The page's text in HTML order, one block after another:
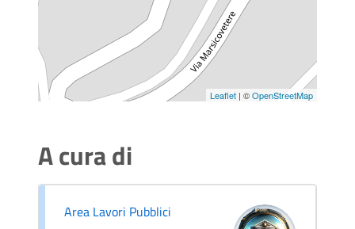
Leaflet | ©OpenStreetMap
A cura di
Area Lavori Pubblici